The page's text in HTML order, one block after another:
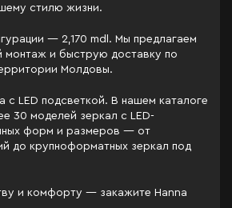
стилю жизни.
— 2,170 mdl. Мы предлагаем
монтаж и быструю доставку по
Молдовы.
c LED подсветкой. В нашем каталоге
30 моделей зеркал с LED-
форм и размеров — от
до крупноформатных зеркал под
и комфорту — закажите Hanna